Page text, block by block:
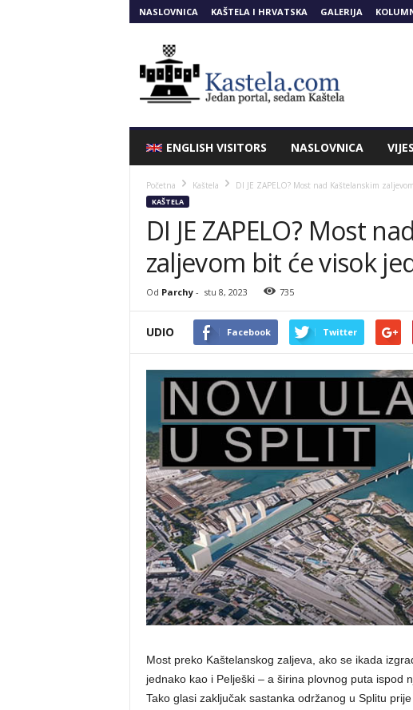
NASLOVNICA KAŠTELA I HRVATSKA GALERIJA
ENGLISH VISITORS NASLOVNICA
Početna Kaštela DI JE ZAPELO? Most nad Kaštelanskim
KAŠTELA
DI JE ZAPELO? Most
zaljevom bit će visok
Od Parchy- stu 8, 2023 735
UDIO Facebook Twitter
Most preko Kaštelanskog zaljeva, ako se ikada
jednako kao i Pelješki – a širina plovnog puta ispod
Tako glasi zaključak sastanka održanog u Splitu